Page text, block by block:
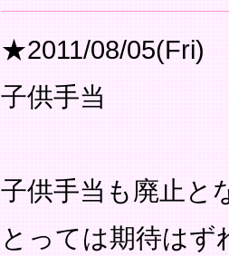
★2011/08/05(Fri)
子供手当
子供手当も廃止と
とっては期待は